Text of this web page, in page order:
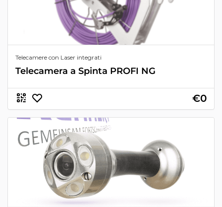
Telecamere con Laser integrati
Telecamera a Spinta PROFI NG
€0